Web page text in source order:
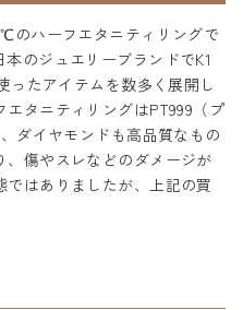
のハーフエタニティリングで
のジュエリーブランドでK1
ったアイテムを数多く展開し
タニティリングはPT999（プ
ダイヤモンドも高品質なもの
傷やスレなどのダメージが
ではありましたが、上記の買